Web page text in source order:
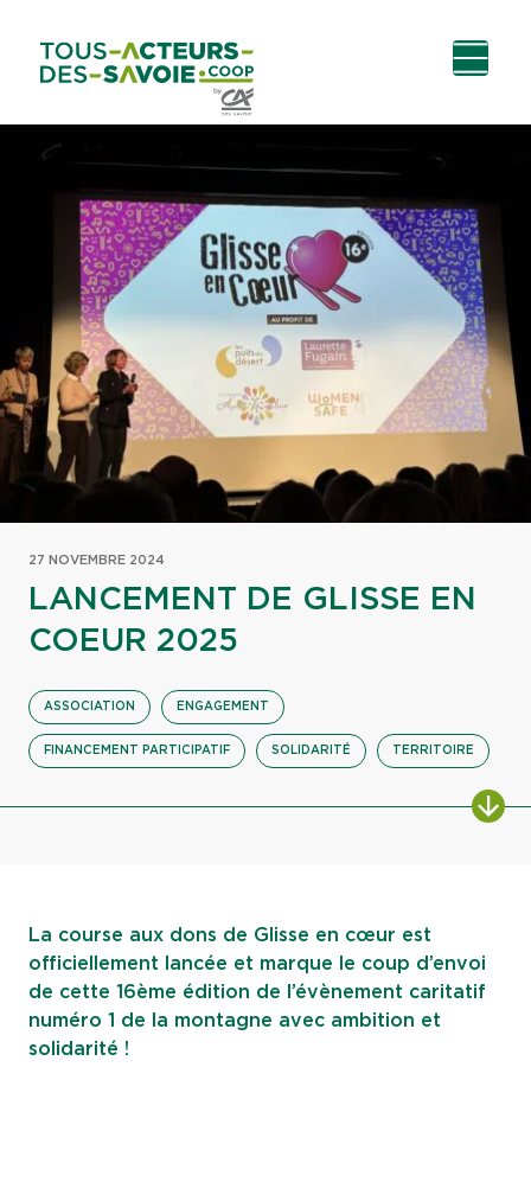
contenu
principal
27 NOVEMBRE 2024
LANCEMENT DE GLISSE EN
COEUR 2025
ASSOCIATION ENGAGEMENT
FINANCEMENT PARTICIPATIF SOLIDARITÉ TERRITOIRE
La course aux dons de Glisse en cœur est
officiellement lancée et marque le coup d’envoi
de cette 16ème édition de l’évènement caritatif
numéro 1 de la montagne avec ambition et
solidarité !